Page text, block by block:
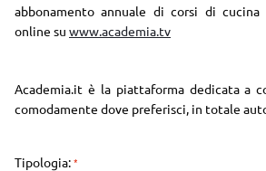
abbonamento annuale dicorsi di
online su www.academia.tv
Academia.it è la piattaforma dedicata a
comodamente dove preferisci, in totale
Tipologia: